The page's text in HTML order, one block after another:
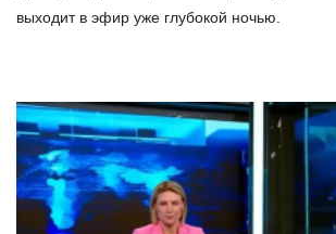
выходит в эфир уже глубокой ночью.